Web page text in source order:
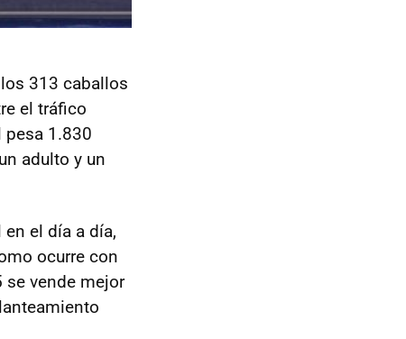
313 caballos
el tráfico
pesa 1.830
adulto y un
el día a día,
ocurre con
se vende mejor